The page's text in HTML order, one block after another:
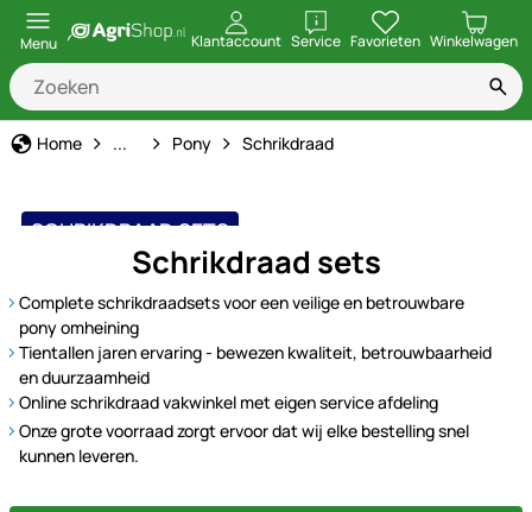
Menu Klantaccount ServiceopenenFavorieten Winkelwagen
Home Dier soort
... Pony Schrikdraad
SCHRIKDRAAD SETS
Schrikdraad sets
Complete schrikdraadsets voor een veilige en betrouwbare
pony omheining
Tientallen jaren ervaring - bewezen kwaliteit, betrouwbaarheid
en duurzaamheid
Online schrikdraad vakwinkel met eigen service afdeling
Onze grote voorraad zorgt ervoor dat wij elke bestelling snel
kunnen leveren.